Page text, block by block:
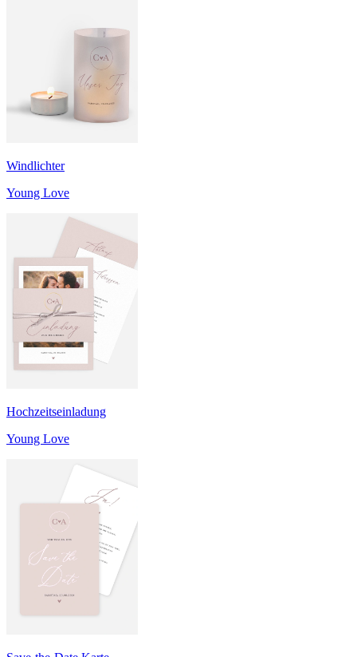
Windlichter
Young Love
Hochzeitseinladung
Young Love